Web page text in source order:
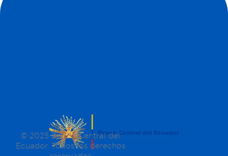
© 2025 Banco Central del
Ecuador. Todos los derechos